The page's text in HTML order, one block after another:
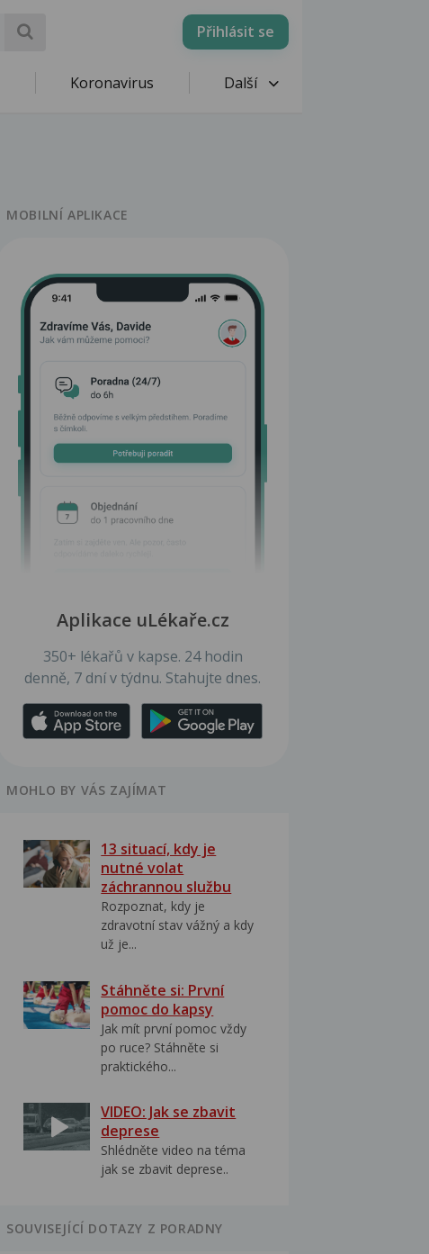
Přihlásit se
Koronavirus Další
MOBILNÍ APLIKACE
Aplikace uLékaře.cz
350+ lékařů v kapse. 24 hodin
denně, 7 dní v týdnu. Stahujte dnes.
MOHLO BY VÁS ZAJÍMAT
13 situací, kdy je
nutné volat
záchrannou službu
Rozpoznat, kdy je
zdravotní stav vážný a kdy
už je...
Stáhněte si: První
pomoc do kapsy
Jak mít první pomoc vždy
po ruce? Stáhněte si
praktického...
VIDEO: Jak se zbavit
deprese
Shlédněte video na téma
jak se zbavit deprese..
SOUVISEJÍCÍ DOTAZY Z PORADNY